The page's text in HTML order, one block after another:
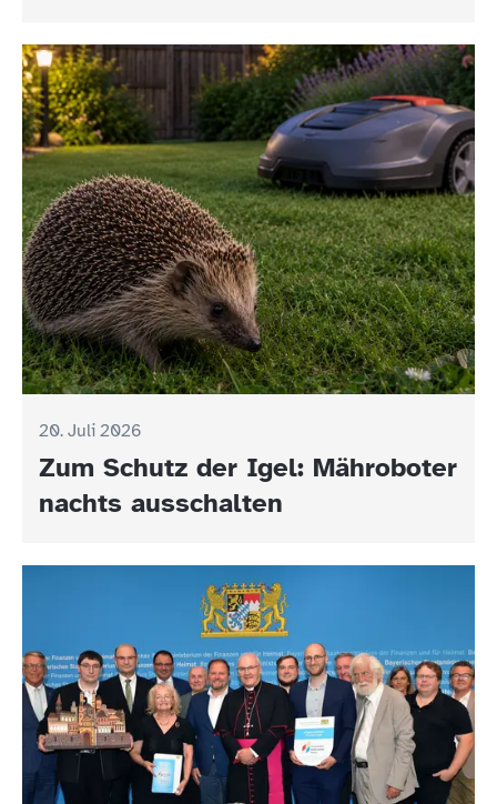
20. Juli 2026
Zum Schutz der Igel: Mähroboter
nachts ausschalten